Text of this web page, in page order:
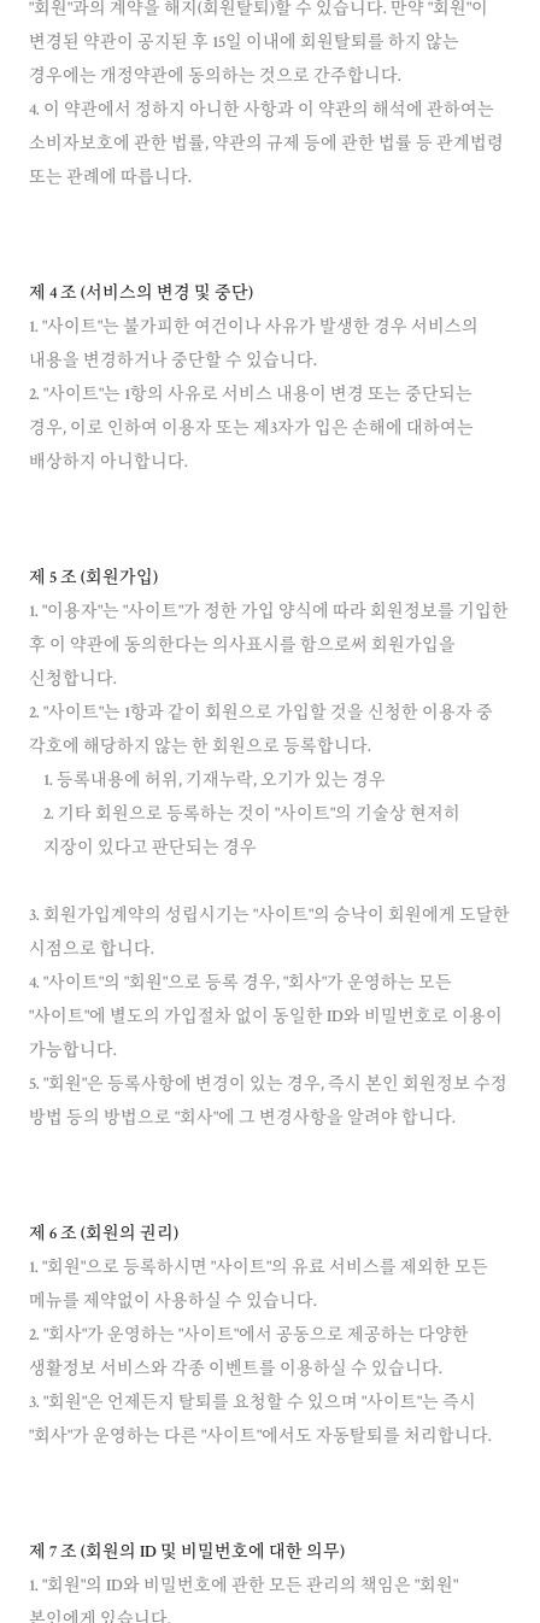
"회원"과의 계약을 해지(회원탈퇴)할 수 있습니다. 만약 "회원"이
변경된 약관이 공지된 후 15일 이내에 회원탈퇴를 하지 않는
경우에는 개정약관에 동의하는 것으로 간주합니다.
4. 이 약관에서 정하지 아니한 사항과 이 약관의 해석에 관하여는
소비자보호에 관한 법률, 약관의 규제 등에 관한 법률 등 관계법령
또는 관례에 따릅니다.
제 4 조 (서비스의 변경 및 중단)
1. "사이트"는 불가피한 여건이나 사유가 발생한 경우 서비스의
내용을 변경하거나 중단할 수 있습니다.
2. "사이트"는 1항의 사유로 서비스 내용이 변경 또는 중단되는
경우, 이로 인하여 이용자 또는 제3자가 입은 손해에 대하여는
배상하지 아니합니다.
제 5 조 (회원가입)
1. "이용자"는 "사이트"가 정한 가입 양식에 따라 회원정보를 기입한
후 이 약관에 동의한다는 의사표시를 함으로써 회원가입을
신청합니다.
2. "사이트"는 1항과 같이 회원으로 가입할 것을 신청한 이용자 중
1. 등록내용에 허위, 기재누락, 오기가 있는 경우
2. 기타 회원으로 등록하는 것이 "사이트"의 기술상 현저히
3. 회원가입계약의 성립시기는 "사이트"의 승낙이 회원에게 도달한
시점으로 합니다.
4. "사이트"의 "회원"으로 등록 경우, "회사"가 운영하는 모든
"사이트"에 별도의 가입절차 없이 동일한 ID와 비밀번호로 이용이
가능합니다.
5. "회원"은 등록사항에 변경이 있는 경우, 즉시 본인 회원정보 수정
방법 등의 방법으로 "회사"에 그 변경사항을 알려야 합니다.
제 6 조 (회원의 권리)
1. "회원"으로 등록하시면 "사이트"의 유료 서비스를 제외한 모든
메뉴를 제약없이 사용하실 수 있습니다.
2. "회사"가 운영하는 "사이트"에서 공동으로 제공하는 다양한
생활정보 서비스와 각종 이벤트를 이용하실 수 있습니다.
3. "회원"은 언제든지 탈퇴를 요청할 수 있으며 "사이트"는 즉시
"회사"가 운영하는 다른 "사이트"에서도 자동탈퇴를 처리합니다.
제 7 조 (회원의 ID 및 비밀번호에 대한 의무)
1. "회원"의 ID와 비밀번호에 관한 모든 관리의 책임은 "회원"